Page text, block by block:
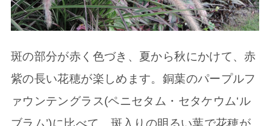
斑の部分が赤く色づき、夏から秋にかけて、赤
紫の長い花穂が楽しめます。銅葉のパープルフ
ァウンテングラス(ペニセタム・セタケウム‘ル
ブラム’)に比べて、斑入りの明るい葉で花穂が